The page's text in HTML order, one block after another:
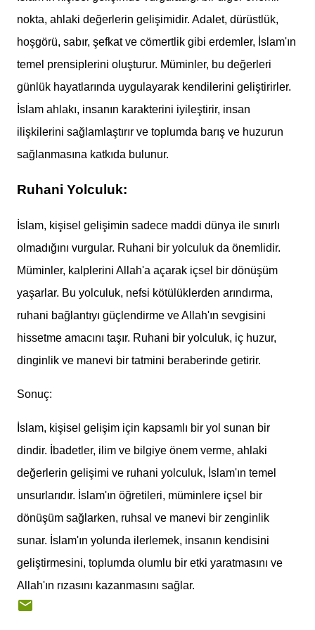
nokta, ahlaki değerlerin gelişimidir. Adalet, dürüstlük,
hoşgörü, sabır, şefkat ve cömertlik gibi erdemler, İslam'ın
temel prensiplerini oluşturur. Müminler, bu değerleri
günlük hayatlarında uygulayarak kendilerini geliştirirler.
İslam ahlakı, insanın karakterini iyileştirir, insan
ilişkilerini sağlamlaştırır ve toplumda barış ve huzurun
sağlanmasına katkıda bulunur.
Ruhani Yolculuk:
İslam, kişisel gelişimin sadece maddi dünya ile sınırlı
olmadığını vurgular. Ruhani bir yolculuk da önemlidir.
Müminler, kalplerini Allah'a açarak içsel bir dönüşüm
yaşarlar. Bu yolculuk, nefsi kötülüklerden arındırma,
ruhani bağlantıyı güçlendirme ve Allah'ın sevgisini
hissetme amacını taşır. Ruhani bir yolculuk, iç huzur,
dinginlik ve manevi bir tatmini beraberinde getirir.
Sonuç:
İslam, kişisel gelişim için kapsamlı bir yol sunan bir
dindir. İbadetler, ilim ve bilgiye önem verme, ahlaki
değerlerin gelişimi ve ruhani yolculuk, İslam'ın temel
unsurlarıdır. İslam'ın öğretileri, müminlere içsel bir
dönüşüm sağlarken, ruhsal ve manevi bir zenginlik
sunar. İslam'ın yolunda ilerlemek, insanın kendisini
geliştirmesini, toplumda olumlu bir etki yaratmasını ve
Allah'ın rızasını kazanmasını sağlar.